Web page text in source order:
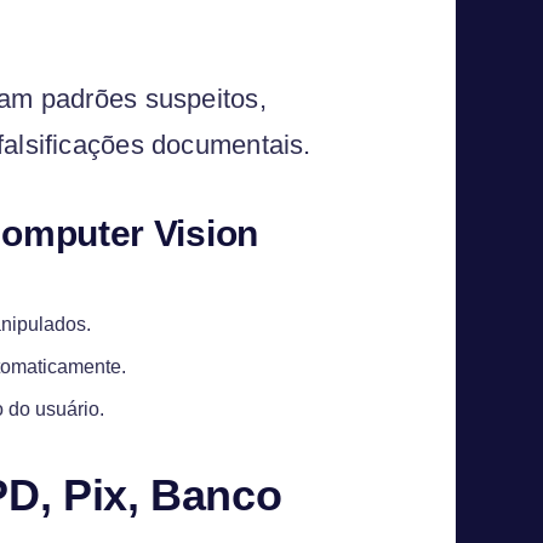
padrões suspeitos,
documentais.
Vision
do usuário.
Pix, Banco